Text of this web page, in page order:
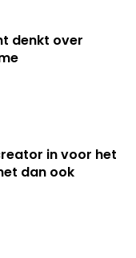
denkt over
in voor het
dan ook